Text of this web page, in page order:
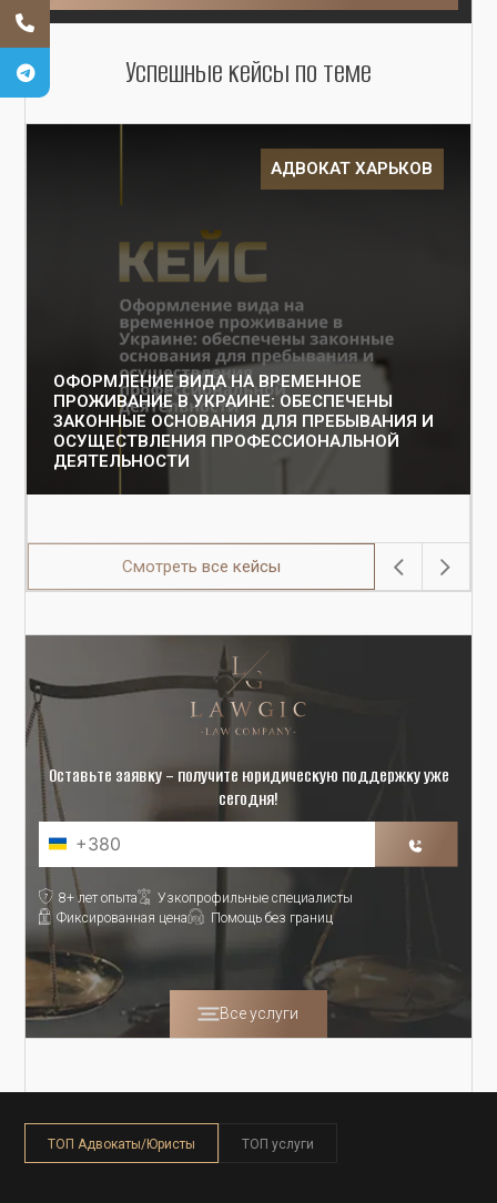
Успешные кейсы по теме
АДВОКАТ ХАРЬКОВ
ОФОРМЛЕНИЕ ВИДА НА ВРЕМЕННОЕ
ПРОЖИВАНИЕ В УКРАИНЕ: ОБЕСПЕЧЕНЫ
ЗАКОННЫЕ ОСНОВАНИЯ ДЛЯ ПРЕБЫВАНИЯ И
ОСУЩЕСТВЛЕНИЯ ПРОФЕССИОНАЛЬНОЙ
ДЕЯТЕЛЬНОСТИ
Смотреть все кейсы
Оставьте заявку – получите юридическую поддержку уже
сегодня!
8+ лет опыта
Узкопрофильные специалисты
Фиксированная цена
Помощь без границ
Все услуги
ТОП Адвокаты/Юристы ТОП услуги